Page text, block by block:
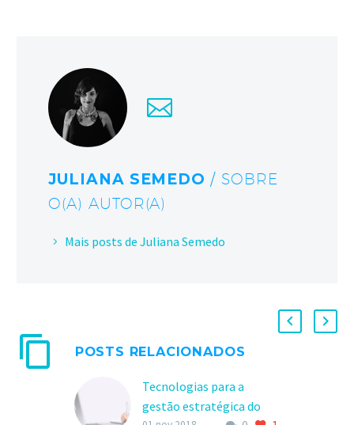
JULIANA SEMEDO/ SOBRE
O(A) AUTOR(A)
Mais posts de Juliana Semedo
POSTS RELACIONADOS
Tecnologias para a
gestão estratégica do